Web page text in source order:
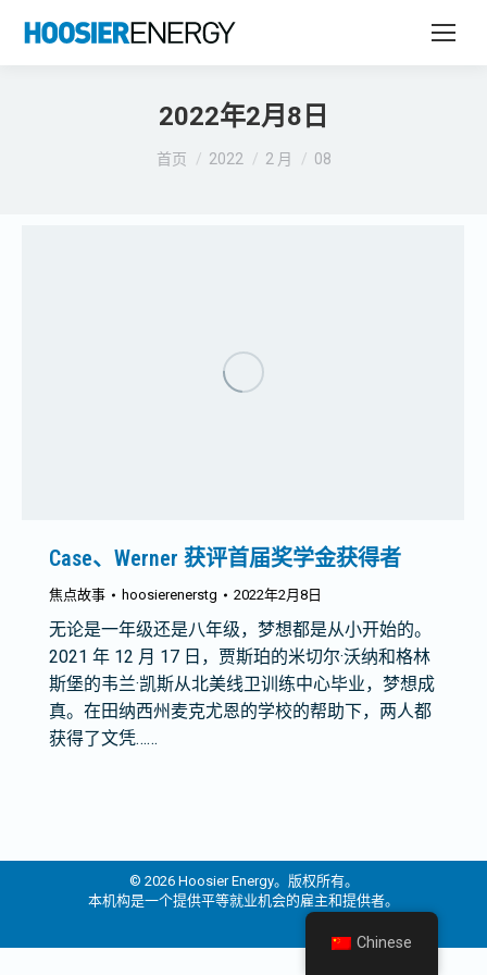
2022年2月8日
您在这里：
首页 2022 2 月 08
Case、Werner 获评首届奖学金获得者
焦点故事 hoosierenerstg 2022年2月8日
无论是一年级还是八年级，梦想都是从小开始的。
2021 年 12 月 17 日，贾斯珀的米切尔·沃纳和格林
斯堡的韦兰·凯斯从北美线卫训练中心毕业，梦想成
真。在田纳西州麦克尤恩的学校的帮助下，两人都
获得了文凭……
© 2026 Hoosier Energy。版权所有。
本机构是一个提供平等就业机会的雇主和提供者。
Chinese